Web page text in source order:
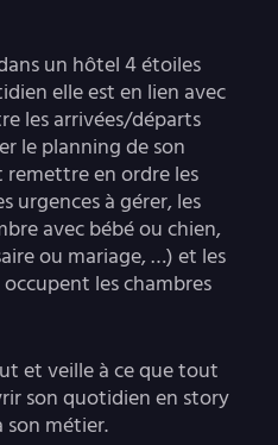
un hôtel 4 étoiles
elle est en lien avec
les arrivées/départs
le planning de son
en ordre les
urgences à gérer, les
avec bébé ou chien,
ou mariage, …) et les
les chambres
et veille à ce que tout
son quotidien en story
son métier.